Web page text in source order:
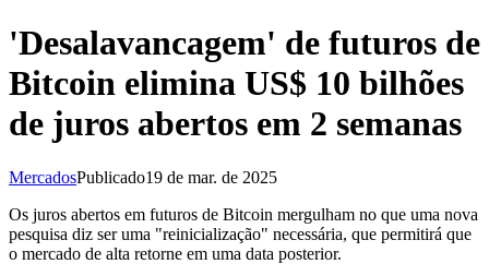
'Desalavancagem' de futuros de
Bitcoin elimina US$ 10 bilhões
de juros abertos em 2 semanas
MercadosPublicado19 de mar. de 2025
Os juros abertos em futuros de Bitcoin mergulham no que uma nova
pesquisa diz ser uma "reinicialização" necessária, que permitirá que
o mercado de alta retorne em uma data posterior.